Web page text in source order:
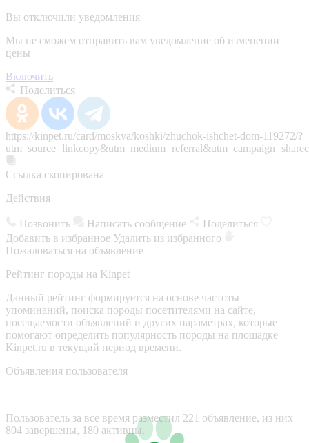
Вы отключили уведомления
Мы не сможем отправить вам уведомление об изменении
цены
Включить
Поделиться
https://kinpet.ru/card/moskva/koshki/zhuchok-ishchet-dom-119272/?
Ссылка скопирована
Действия
Позвонить Написать сообщение
Поделиться
Добавить в избранное Удалить из избранного
Пожаловаться на объявление
Рейтинг породы на Kinpet
Данный рейтинг формируется на основе частоты
упоминаний, поиска породы посетителями на сайте,
посещаемости объявлений и других параметрах, которые
помогают определить популярность породы на площадке
Kinpet.ru в текущий период времени.
Объявления пользователя
Пользователь за все время разместил 221 объявление, из них
804 завершены, 180 активны.